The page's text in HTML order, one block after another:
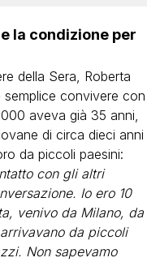
la condizione per
della Sera, Roberta
convivere con
aveva già 35 anni,
di circa dieci anni
da piccoli paesini:
con gli altri
Io ero 10
venivo da Milano, da
da piccoli
Non sapevamo